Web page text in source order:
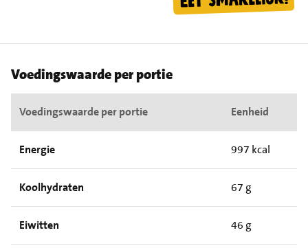
Voedingswaarde per portie
Voedingswaarde per portie Eenheid
Energie 997 kcal
Koolhydraten 67 g
Eiwitten 46 g